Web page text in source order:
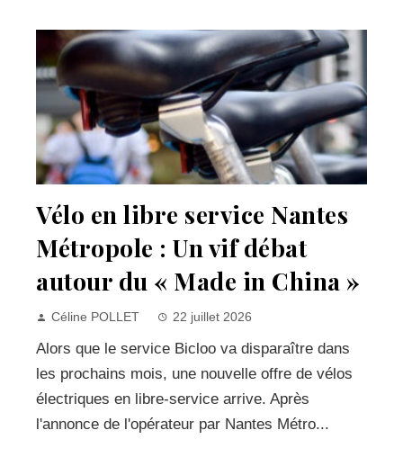
Vélo en libre service Nantes
Métropole : Un vif débat
autour du « Made in China »
Céline POLLET 22 juillet 2026
Alors que le service Bicloo va disparaître dans
les prochains mois, une nouvelle offre de vélos
électriques en libre-service arrive. Après
l'annonce de l'opérateur par Nantes Métro...